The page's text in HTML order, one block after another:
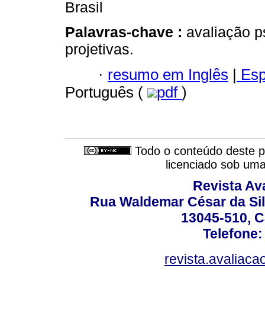
Brasil
Palavras-chave : avaliação
projetivas.
· resumo em Inglês |
Português (
pdf )
Todo o conteúdo deste
licenciado sob
Revista
Rua Waldemar César da
13045-510,
Telefone: